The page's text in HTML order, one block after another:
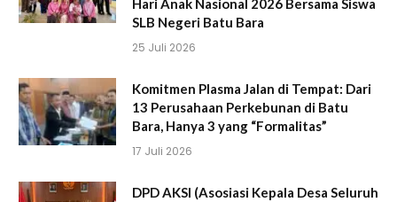
Hari Anak Nasional 2026 Bersama Siswa
SLB Negeri Batu Bara
25 Juli 2026
Komitmen Plasma Jalan di Tempat: Dari
13 Perusahaan Perkebunan di Batu
Bara, Hanya 3 yang “Formalitas”
17 Juli 2026
DPD AKSI (Asosiasi Kepala Desa Seluruh